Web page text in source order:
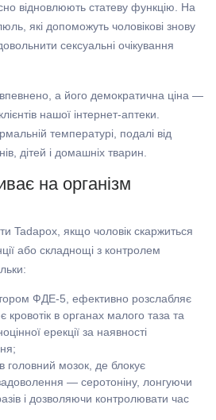
відновлюють статеву функцію. На
які допоможуть чоловікові знову
сексуальні очікування
а його демократична ціна —
нашої інтернет-аптеки.
температурі, подалі від
дітей і домашніх тварин.
на організм
Tadapox, якщо чоловік скаржиться
або складнощі з контролем
ФДЕ-5, ефективно розслабляє
в органах малого таза та
ерекції за наявності
головний мозок, де блокує
— серотоніну, лонгуючи
і дозволяючи контролювати час